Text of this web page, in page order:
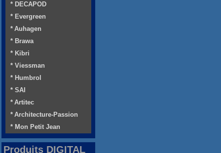
* DECAPOD
* Evergreen
* Auhagen
* Brawa
* Kibri
* Viessman
* Humbrol
* SAI
* Artitec
* Architecture-Passion
* Mon Petit Jean
Produits DIGITAL